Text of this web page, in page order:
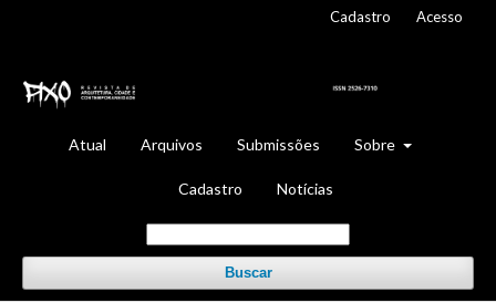
Atual Arquivos Submissões Sobre
Cadastro Notícias
Buscar
Cadastro Acesso